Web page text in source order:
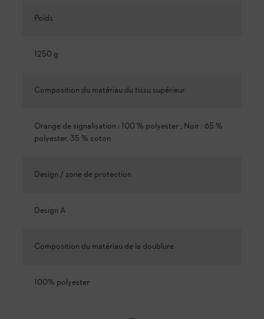
Poids
1250 g
Composition du matériau du tissu supérieur
Orange de signalisation : 100 % polyester ; Noir : 65 %
polyester, 35 % coton
Design / zone de protection
Design A
Composition du matériau de la doublure
100% polyester